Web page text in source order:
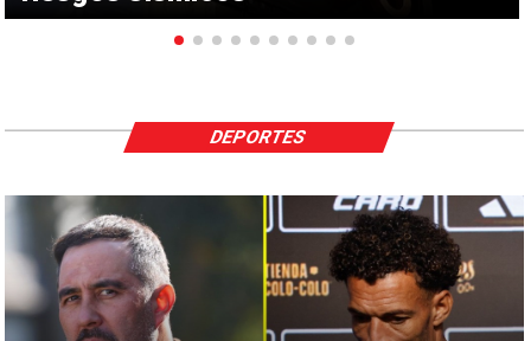
DEPORTES